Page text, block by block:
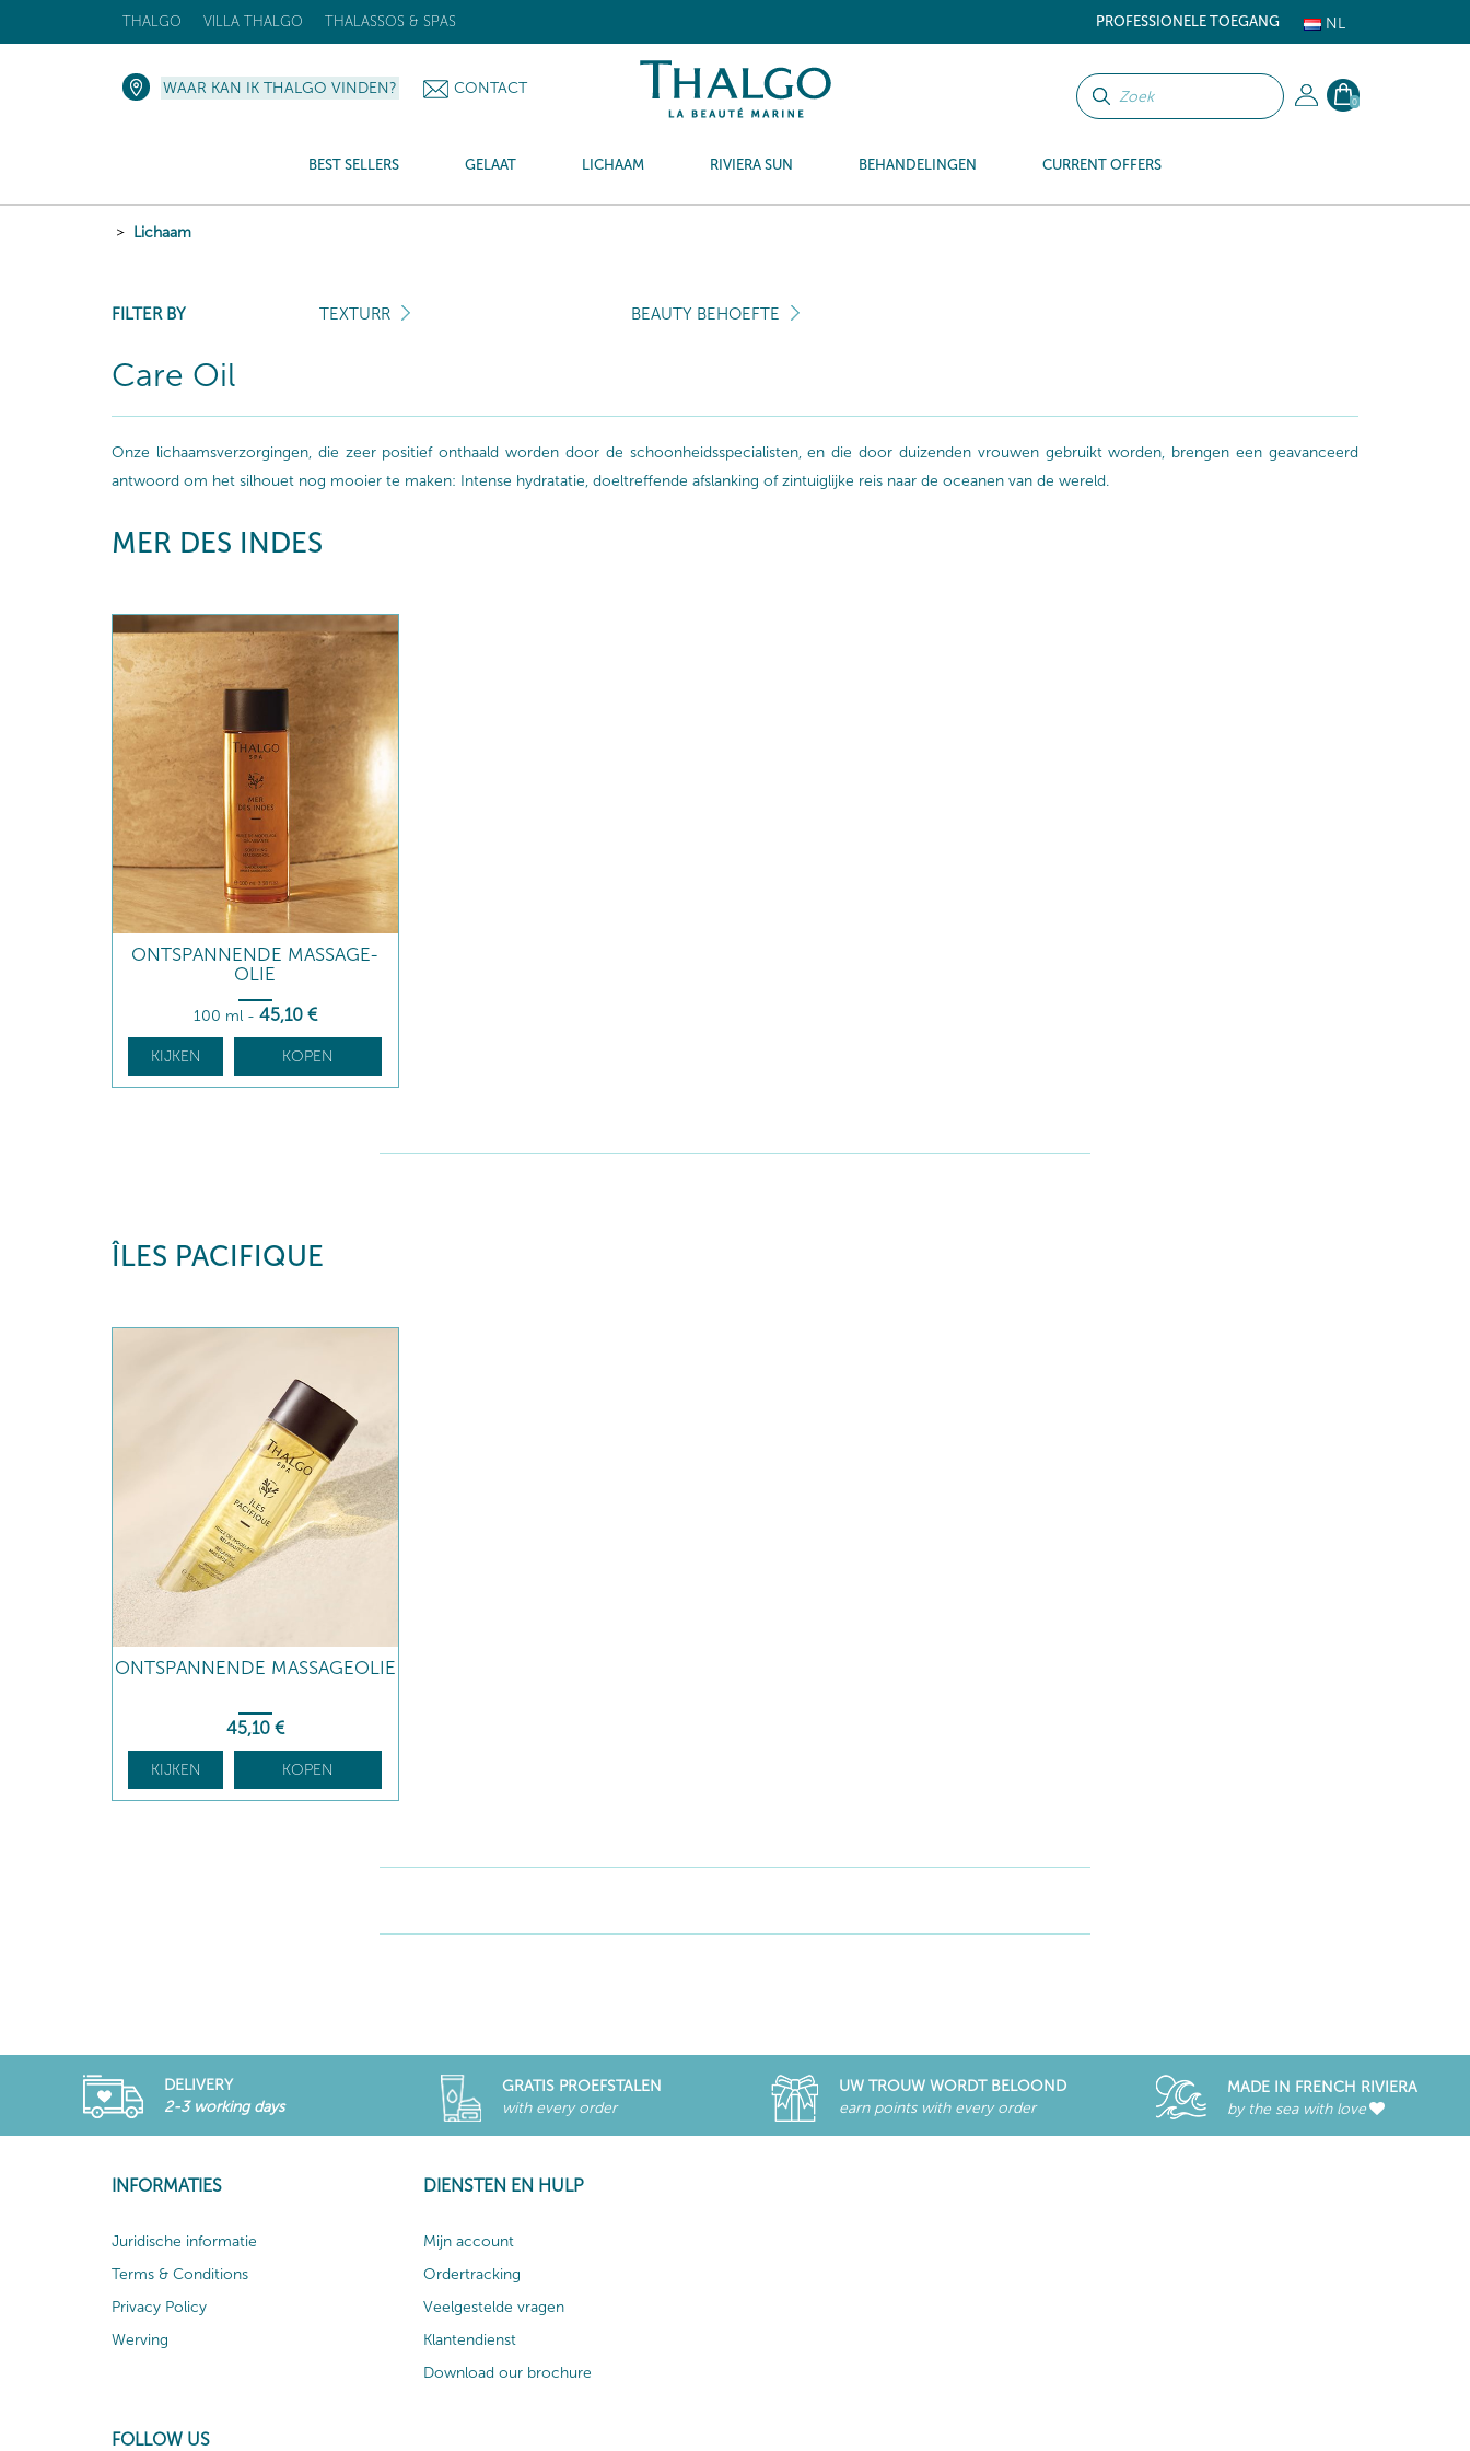
NL
PROFESSIONELE TOEGANG
THALGO VILLA THALGO THALASSOS & SPAS
0
WAAR KAN IK THALGO VINDEN? CONTACT
BEST SELLERS GELAAT LICHAAM RIVIERA SUN BEHANDELINGEN CURRENT OFFERS
Lichaam
FILTER BY TEXTURR BEAUTY BEHOEFTE
Care Oil
Onze lichaamsverzorgingen, die zeer positief onthaald worden door de schoonheidsspecialisten, en die door duizenden vrouwen gebruikt worden, brengen een geavanceerd
antwoord om het silhouet nog mooier te maken: Intense hydratatie, doeltreffende afslanking of zintuiglijke reis naar de oceanen van de wereld.
MER DES INDES
ONTSPANNENDE MASSAGE-
OLIE
100 ml - 45,10 €
KIJKEN KOPEN
ÎLES PACIFIQUE
ONTSPANNENDE MASSAGEOLIE
45,10 €
KIJKEN KOPEN
DELIVERY
2-3 working days
GRATIS PROEFSTALEN
with every order
UW TROUW WORDT BELOOND
earn points with every order
MADE IN FRENCH RIVIERA
by the sea with love
INFORMATIES
Juridische informatie
Terms & Conditions
Privacy Policy
Werving
FOLLOW US
DIENSTEN EN HULP
Mijn account
Ordertracking
Veelgestelde vragen
Klantendienst
Download our brochure